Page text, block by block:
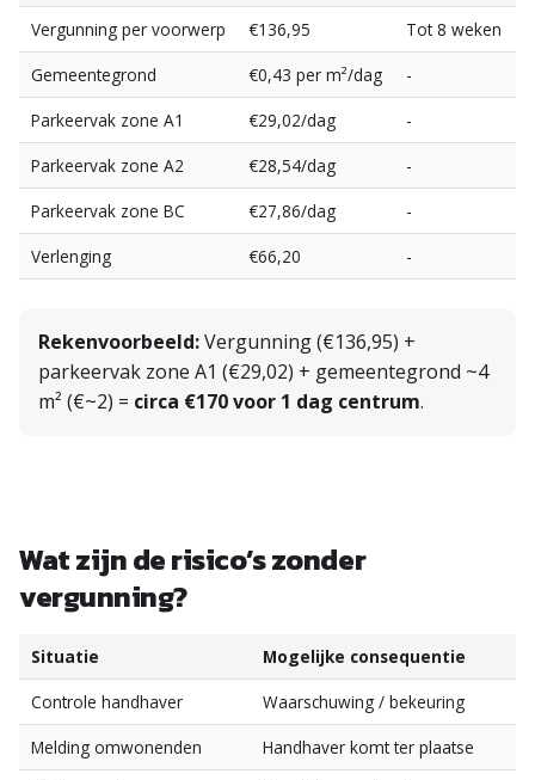
Vergunning per voorwerp
€136,95
Tot 8 weken
Gemeentegrond
€0,43 per m²/dag
-
Parkeervak zone A1
€29,02/dag
-
Parkeervak zone A2
€28,54/dag
-
Parkeervak zone BC
€27,86/dag
-
Verlenging
€66,20 -
Rekenvoorbeeld:Vergunning (€136,95) +
parkeervak zone A1 (€29,02) + gemeentegrond ~4
m² (€~2) = circa €170 voor 1 dag centrum.
Wat zijn de risico’s zonder
vergunning?
Situatie
Mogelijke consequentie
Controle handhaver
Waarschuwing / bekeuring
Melding omwonenden
Handhaver komt ter plaatse